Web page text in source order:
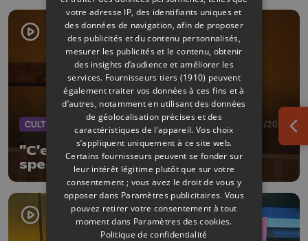
CULTURE 18/04/2026
"C'est pas rien", le nouveau
spectacle du Grandgousier
votre adresse IP, des identifiants uniques et
des données de navigation, afin de proposer
des publicités et du contenu personnalisés,
mesurer les publicités et le contenu, obtenir
des insights d’audience et améliorer les
services. Fournisseurs tiers (1910) peuvent
également traiter vos données à ces fins et à
d’autres, notamment en utilisant des données
de géolocalisation précises et des
caractéristiques de l’appareil. Vos choix
s’appliquent uniquement à ce site web.
Certains fournisseurs peuvent se fonder sur
leur intérêt légitime plutôt que sur votre
consentement ; vous avez le droit de vous y
opposer dans Paramètres publicitaires. Vous
pouvez retirer votre consentement à tout
moment dans Paramètres des cookies.
Politique de confidentialité